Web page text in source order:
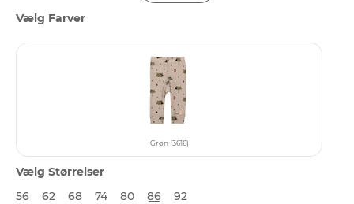
Vælg Farver
Grøn (3616)
Vælg Størrelser
56
62 68 74 80 86
92